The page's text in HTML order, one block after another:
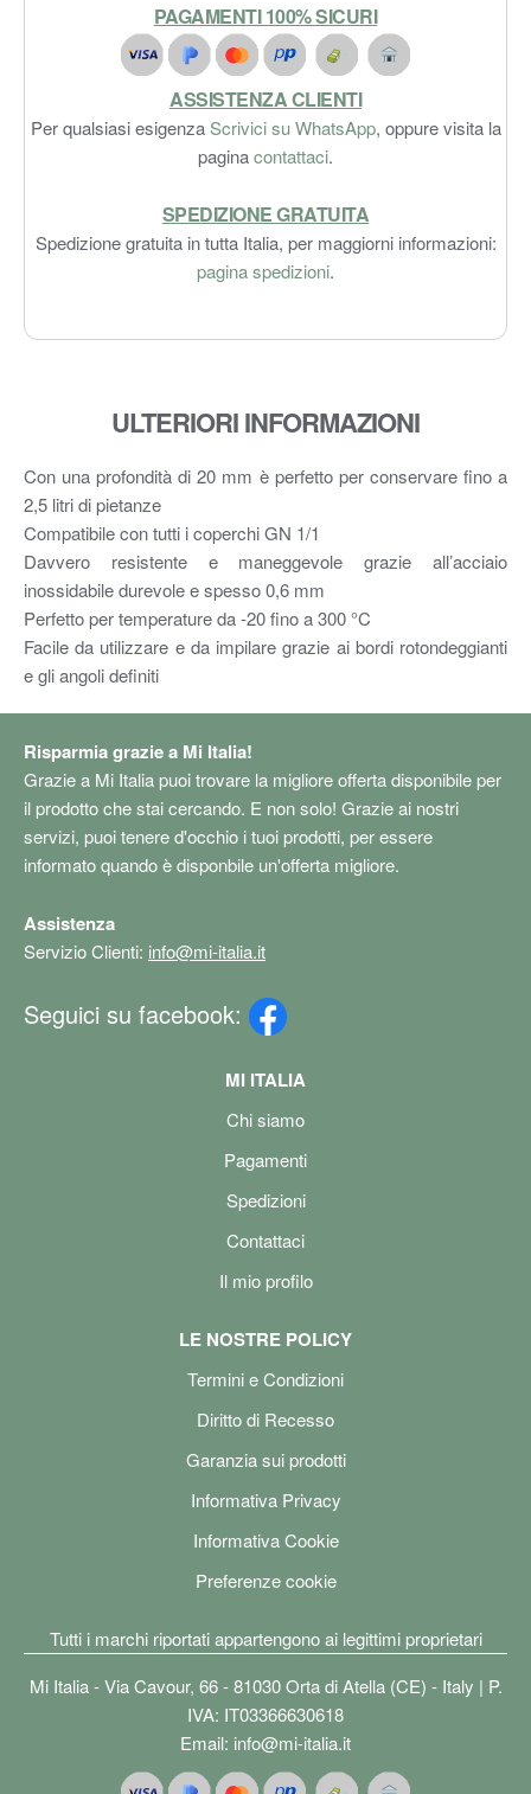
PAGAMENTI 100% SICURI
ASSISTENZA CLIENTI
Per qualsiasi esigenzaScrivici su WhatsApp, oppure visita la
paginacontattaci.
SPEDIZIONE GRATUITA
Spedizione gratuita in tutta Italia, per maggiorni informazioni:
pagina spedizioni.
ULTERIORI INFORMAZIONI
Con una profondità di 20 mm è perfetto per conservare fino a
2,5 litri di pietanze
Compatibile con tutti i coperchi GN 1/1
Davvero resistente e maneggevole grazie all’acciaio
inossidabile durevole e spesso 0,6 mm
Perfetto per temperature da -20 fino a 300 °C
Facile da utilizzare e da impilare grazie ai bordi rotondeggianti
e gli angoli definiti
Risparmia grazie a Mi Italia!
Grazie a Mi Italia puoi trovare la migliore offerta disponibile per
il prodotto che stai cercando. E non solo! Grazie ai nostri
servizi, puoi tenere d'occhio i tuoi prodotti, per essere
informato quando è disponbile un'offerta migliore.
Assistenza
Servizio Clienti: info@mi-italia.it
Seguici su facebook:
MI ITALIA
Chi siamo
Pagamenti
Spedizioni
Contattaci
Il mio profilo
LE NOSTRE POLICY
Termini e Condizioni
Diritto di Recesso
Garanzia sui prodotti
Informativa Privacy
Informativa Cookie
Preferenze cookie
Tutti i marchi riportati appartengono ai legittimi proprietari
Mi Italia - Via Cavour, 66 - 81030 Orta di Atella (CE) - Italy | P.
IVA: IT03366630618
Email: info@mi-italia.it